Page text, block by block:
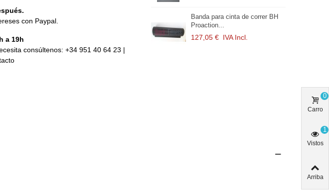
con Paypal.
a 19h
consúltenos: +34 951 40 64 23 |
Correa motor para cinta de
correr BH Fitness...
Banda para cinta de correr BH
Proaction...
127,05 € IVA Incl.
Carro
0
Vistos
1
Arriba